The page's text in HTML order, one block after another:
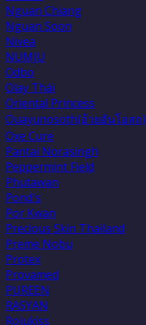
Nguan Chiang
Nguan Soon
Nivea
NUMJU
Odbo
Olay Thái
Oriental Princess
Ouayunosoth(อ้วยอันโอสถ)
Oxe Cure
Pantai Norasingh
Peppermint Field
Phutawan
Pond's
Por Kwan
Precious Skin Thailand
Preme Nobu
Protex
Provamed
PUREEN
RASYAN
Rojukiss